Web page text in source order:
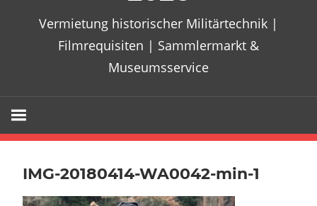
Vermietung historischer Militärtechnik |
Filmrequisiten | Sammlermarkt &
Museumsservice
IMG-20180414-WA0042-min-1